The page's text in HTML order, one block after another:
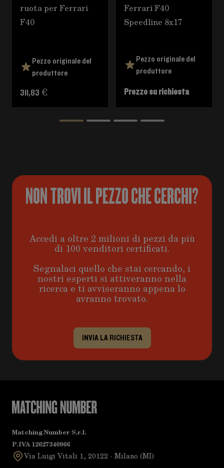
ruota per Ferrari
F40
Pezzo originale del
produttore
311,83 €
Ferrari F40
Speedline 8x17
Pezzo originale del
produttore
Prezzo su richiesta
NON TROVI IL PEZZO CHE CERCHI?
Accedi a oltre 2 milioni di pezzi da più
di 100 venditori certificati.
Segnalaci quello che stai cercando, i
nostri esperti si attiveranno nella
ricerca e ti avviseranno appena lo
avranno trovato.
INVIA LA RICHIESTA
Matching Number S.r.l.
P.IVA 12627340966
Via Luigi Vitali 1, 20122 - Milano (MI)